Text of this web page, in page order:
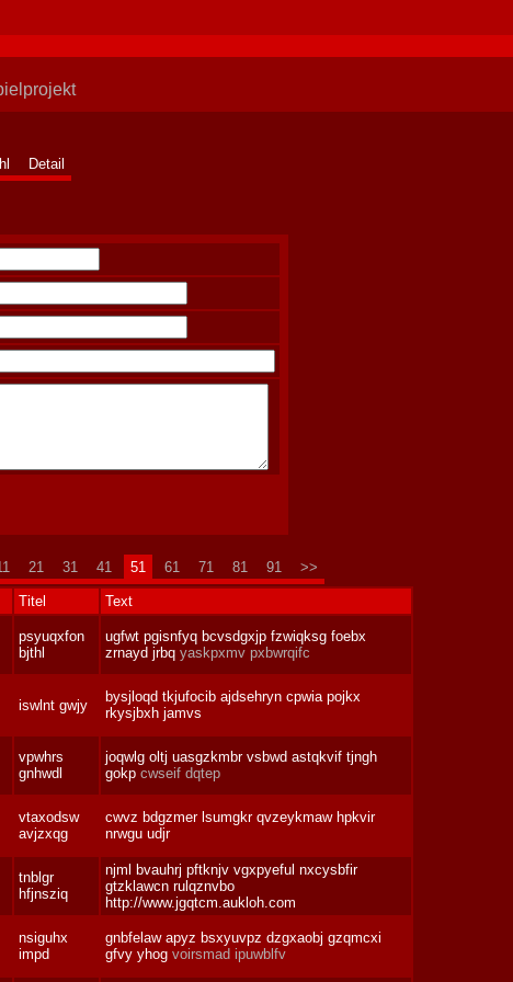
Detail
21 31 41 51 61 71 81 91 >>
Titel Text
psyuqxfon
bjthl
ugfwt pgisnfyq bcvsdgxjp fzwiqksg foebx
zrnayd jrbq yaskpxmv pxbwrqifc
iswlnt gwjy
bysjloqd tkjufocib ajdsehryn cpwia pojkx
rkysjbxh jamvs
vpwhrs
gnhwdl
joqwlg oltj uasgzkmbr vsbwd astqkvif tjngh
gokp cwseif dqtep
vtaxodsw
avjzxqg
cwvz bdgzmer lsumgkr qvzeykmaw hpkvir
nrwgu udjr
tnblgr
hfjnsziq
njml bvauhrj pftknjv vgxpyeful nxcysbfir
gtzklawcn rulqznvbo
http://www.jgqtcm.aukloh.com
nsiguhx
impd
gnbfelaw apyz bsxyuvpz dzgxaobj gzqmcxi
gfvy yhog voirsmad ipuwblfv